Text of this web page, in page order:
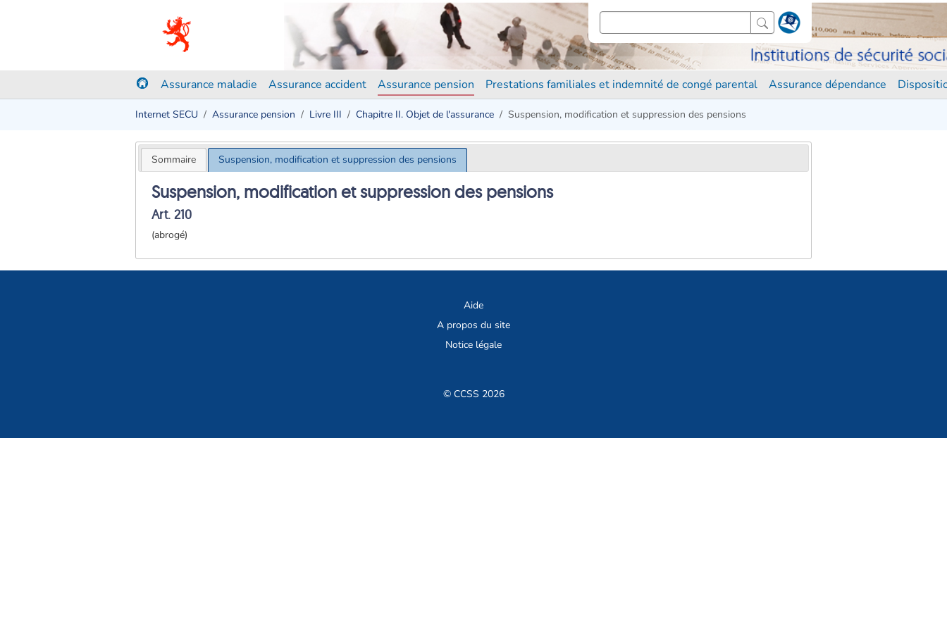
Assurance maladie Assurance accident Assurance pension Prestations familiales et indemnité de congé parental Assurance dépendance
Internet SECU Assurance pension Livre III Chapitre II. Objet de l'assurance Suspension, modification et suppression des pensions
Sommaire Suspension, modification et suppression des pensions
Suspension, modification et suppression des pensions
Art. 210
(abrogé)
Aide
A propos du site
Notice légale
© CCSS 2026